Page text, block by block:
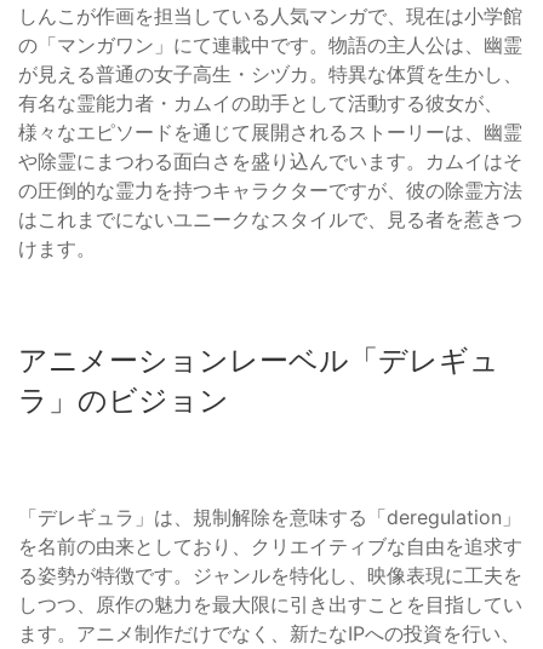
しんこが作画を担当している人気マンガで、現在は小学館
の「マンガワン」にて連載中です。物語の主人公は、幽霊
が見える普通の女子高生・シヅカ。特異な体質を生かし、
有名な霊能力者・カムイの助手として活動する彼女が、
様々なエピソードを通じて展開されるストーリーは、幽霊
や除霊にまつわる面白さを盛り込んでいます。カムイはそ
の圧倒的な霊力を持つキャラクターですが、彼の除霊方法
はこれまでにないユニークなスタイルで、見る者を惹きつ
けます。
アニメーションレーベル「デレギュ
ラ」のビジョン
「デレギュラ」は、規制解除を意味する「deregulation」
を名前の由来としており、クリエイティブな自由を追求す
る姿勢が特徴です。ジャンルを特化し、映像表現に工夫を
しつつ、原作の魅力を最大限に引き出すことを目指してい
ます。アニメ制作だけでなく、新たなIPへの投資を行い、